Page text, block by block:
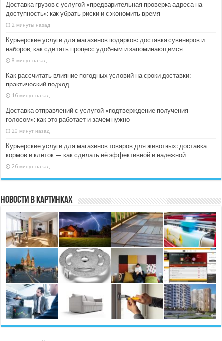
Доставка грузов с услугой «предварительная проверка адреса на
доступность»: как убрать риски и сэкономить время
2 минуты назад
Курьерские услуги для магазинов подарков: доставка сувениров и
наборов, как сделать процесс удобным и запоминающимся
8 минут назад
Как рассчитать влияние погодных условий на сроки доставки:
практический подход
16 минут назад
Доставка отправлений с услугой «подтверждение получения
голосом»: как это работает и зачем нужно
20 минут назад
Курьерские услуги для магазинов товаров для животных: доставка
кормов и клеток — как сделать её эффективной и надежной
26 минут назад
Новости в картинках